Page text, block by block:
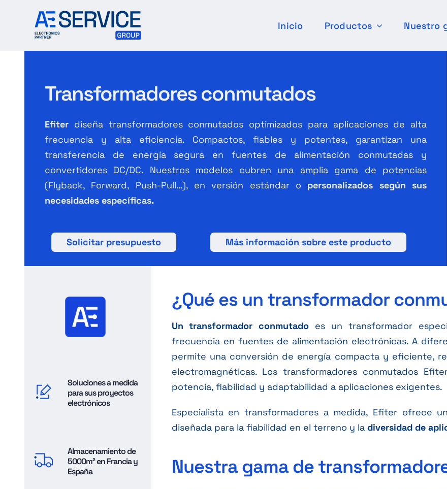
content
Inicio Productos Nuestro
Transformadores conmutados
Efiter diseña transformadores conmutados optimizados para aplicaciones de alta
frecuencia y alta eficiencia. Compactos, fiables y potentes, garantizan una
transferencia de energía segura en fuentes de alimentación conmutadas y
convertidores DC/DC. Nuestros modelos cubren una amplia gama de potencias
(Flyback, Forward, Push-Pull…), en versión estándar o personalizados según sus
necesidades específicas.
Solicitar presupuesto Más información sobre este producto
Soluciones a medida
para sus proyectos
electrónicos
Almacenamiento de
5000m² en Francia y
España
¿Qué es un transformador
Un transformador conmutado es un transformador
frecuencia en fuentes de alimentación electrónicas. A
permite una conversión de energía compacta y eficiente,
electromagnéticas. Los transformadores conmutados
potencia, fiabilidad y adaptabilidad a aplicaciones exigentes.
Especialista en transformadores a medida, Efiter ofrece
diseñada para la fiabilidad en el terreno y la diversidad de
Nuestra gama de